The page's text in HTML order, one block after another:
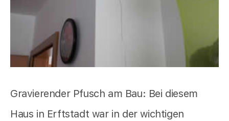
Gravierender Pfusch am Bau: Bei diesem
Haus in Erftstadt war in der wichtigen